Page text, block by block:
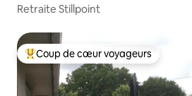
Retraite Stillpoint
Coups de cœur voyageurs les plus
Coup de cœur voyageurs